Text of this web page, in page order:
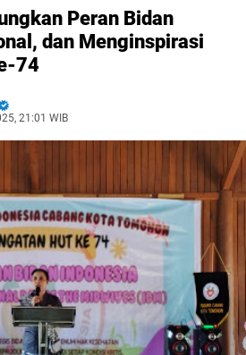
Peran Bidan
dan Menginspirasi
74
21:01 WIB